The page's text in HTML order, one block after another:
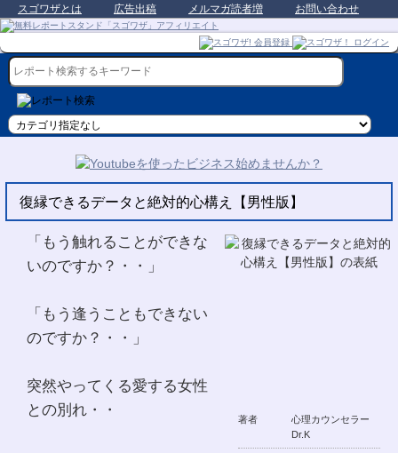
スゴワザとは 広告出稿 メルマガ読者増 お問い合わせ
復縁できるデータと絶対的心構え【男性版】
著者
心理カウンセラー
Dr.K
「もう触れることができな
いのですか？・・」
「もう逢うこともできない
のですか？・・」
突然やってくる愛する女性
との別れ・・